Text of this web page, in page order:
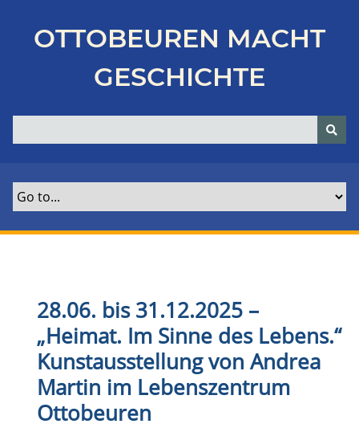
p
OTTOBEUREN MACHT
GESCHICHTE
28.06. bis 31.12.2025 –
„Heimat. Im Sinne des Lebens.“
Kunstausstellung von Andrea
Martin im Lebenszentrum
Ottobeuren